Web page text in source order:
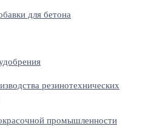
для бетона
резинотехнических
промышленности